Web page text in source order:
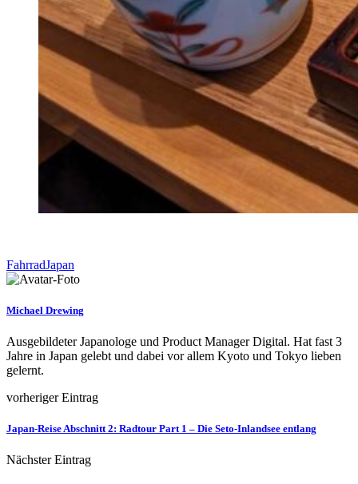
FahrradJapan
Michael Drewing
Ausgebildeter Japanologe und Product Manager Digital. Hat fast 3
Jahre in Japan gelebt und dabei vor allem Kyoto und Tokyo lieben
gelernt.
vorheriger Eintrag
Japan-Reise Abschnitt 2: Radtour Part 1 – Die Seto-Inlandsee entlang
Nächster Eintrag